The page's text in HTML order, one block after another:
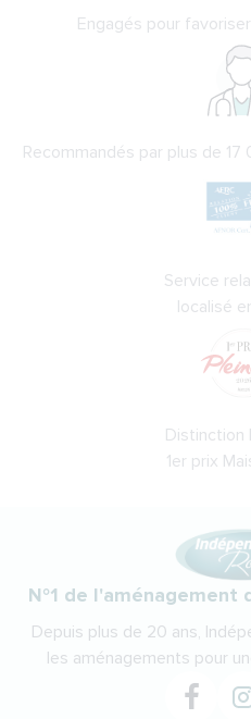
Engagés pour
Recommandés par plus de
Service
localisé
Distinction
1er prix
N°1 de l'aménagement
Depuis plus de 20 ans,
les aménagements pour